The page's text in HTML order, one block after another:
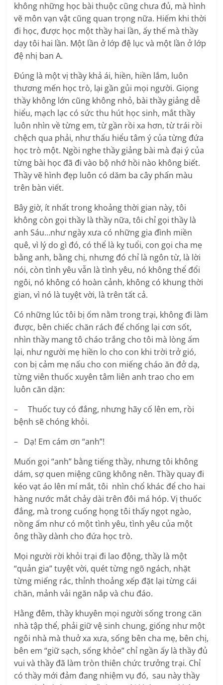
không những học bài thuộc cũng chưa đủ, mà hình
vẽ môn vạn vật cũng quan trọng nữa. Hiếm khi thời
đi học, được học một thầy hai lần, ấy thế mà thầy
dạy tôi hai lần. Một lần ở lớp đệ lục và một lần ở lớp
đệ nhị ban A.
Đúng là một vị thầy khả ái, hiền, hiền lắm, luôn
thương mến học trò, lại gần gủi mọi người. Giọng
thầy không lớn cũng không nhỏ, bài thầy giảng dễ
hiểu, mạch lạc có sức thu hút học sinh, mắt thầy
luôn nhìn về từng em, từ gần rồi xa hơn, từ trái rồi
chệch qua phải, như thấu hiểu tâm ý của từng đứa
học trò một. Ngồi nghe thầy giảng bài mà đại ý của
từng bài học đã đi vào bộ nhớ hồi nào không biết.
Thầy vẽ hình đẹp luôn có dăm ba cây phấn màu
trên bàn viết.
Bây giờ, ít nhất trong khoảng thời gian này, tôi
không còn gọi thầy là thầy nữa, tôi chỉ gọi thầy là
anh Sáu…như ngày xưa có những gia đình miền
quê, vì lý do gì đó, có thể là kỵ tuổi, con gọi cha mẹ
bằng anh, bằng chị, nhưng đó chỉ là ngôn từ, là lời
nói, còn tình yêu vẫn là tình yêu, nó không thể đổi
ngôi, nó không có hoàn cảnh, không có khung thời
gian, vì nó là tuyệt vời, là trên tất cả.
Có những lúc tôi bị ốm nằm trong trại, không đi làm
được, bên chiếc chăn rách để chống lại cơn sốt,
nhìn thầy mang tô cháo trắng cho tôi mà lòng ấm
lại, như người mẹ hiền lo cho con khi trời trở gió,
con bị cảm mẹ nấu cho con miếng cháo ăn đở dạ,
từng viên thuốc xuyên tâm liên anh trao cho em
luôn căn dặn:
– Thuốc tuy có đắng, nhưng hãy cố lên em, rồi
bệnh sẽ chóng khỏi.
– Dạ! Em cám ơn “anh”!
Muốn gọi “anh” bằng tiếng thầy, nhưng tôi không
dám, sợ quen miệng cũng không nên. Thầy quay đi
kéo vạt áo lên mí mắt, tôi nhìn chổ khác để cho hai
hàng nước mắt chảy dài trên đôi má hóp. Vị thuốc
đắng, mà trong cuống họng tôi thấy ngọt ngào,
nồng ấm như có một tình yêu, tình yêu của một
ông thầy dành cho đứa học trò.
Mọi người rời khỏi trại đi lao động, thầy là một
“quản gia” tuyệt vời, quét từng ngõ ngách, nhặt
từng miếng rác, thỉnh thoảng xếp đặt lại từng cái
chăn, mảnh vải ngăn nắp và chu đáo.
Hằng đêm, thầy khuyên mọi người sống trong căn
nhà tập thể, phải giữ vệ sinh chung, giống như một
ngôi nhà mà thuở xa xưa, sống bên cha mẹ, bên chị,
bên em “giữ sạch, sống khỏe” chỉ ngần ấy là thầy đủ
vui và thầy đã làm tròn thiên chức trưởng trại. Chỉ
có thầy mới đảm đang nhiệm vụ đó, sau này thầy